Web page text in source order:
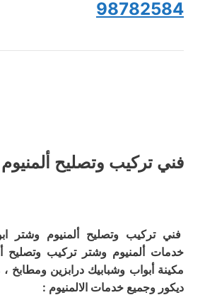
98782584
فني تركيب وتصليح
فني تركيب وتصليح ألمنيوم وشتر
خدمات ألمنيوم وشتر تركيب وتصليح
مكينة أبواب وشبابيك درابزين
ديكور وجميع خدمات الالمنيوم :